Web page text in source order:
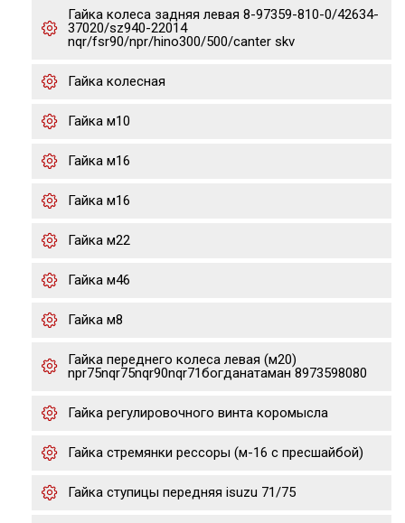
Гайка колеса задняя левая 8-97359-810-0/42634-
37020/sz940-22014
nqr/fsr90/npr/hino300/500/canter skv
Гайка колесная
Гайка м10
Гайка м16
Гайка м16
Гайка м22
Гайка м46
Гайка м8
Гайка переднего колеса левая (м20)
npr75nqr75nqr90nqr71богданатаман 8973598080
Гайка регулировочного винта коромысла
Гайка стремянки рессоры (м-16 с пресшайбой)
Гайка ступицы передняя isuzu 71/75